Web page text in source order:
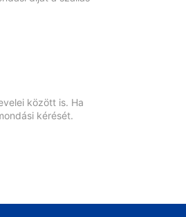
között is. Ha
kérését.